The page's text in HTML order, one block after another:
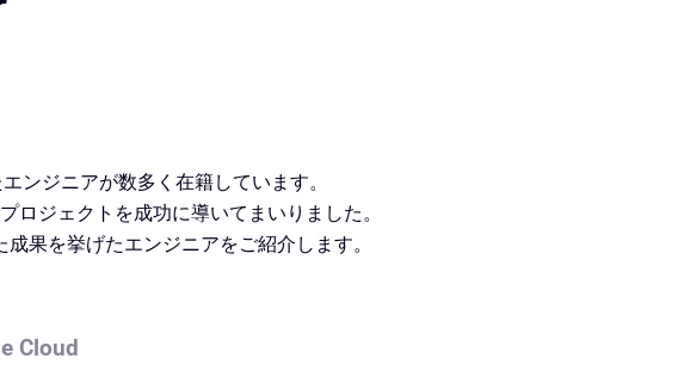
ンジニアが数多く在籍しています。
ジェクトを成功に導いてまいりました。
果を挙げたエンジニアをご紹介します。
Cloud